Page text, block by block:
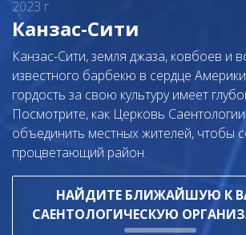
2023 г.
Канзас-Сити
Канзас-Сити, земля джаза, ковбоев и
известного барбекю в сердце
гордость за свою культуру имеет
Посмотрите, как Церковь
объединить местных жителей, чтобы
процветающий район.
НАЙДИТЕ БЛИЖАЙШУЮ К
САЕНТОЛОГИЧЕСКУЮ